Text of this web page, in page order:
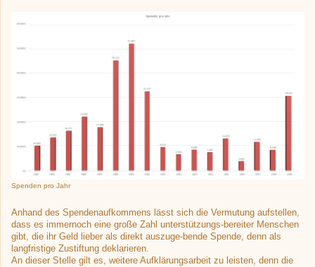
Spenden pro Jahr
Anhand des Spendenaufkommens lässt sich die Vermutung aufstellen,
dass es immernoch eine große Zahl unterstützungs-bereiter Menschen
gibt, die ihr Geld lieber als direkt auszuge-bende Spende, denn als
langfristige Zustiftung deklarieren.
An dieser Stelle gilt es, weitere Aufklärungsarbeit zu leisten, denn die